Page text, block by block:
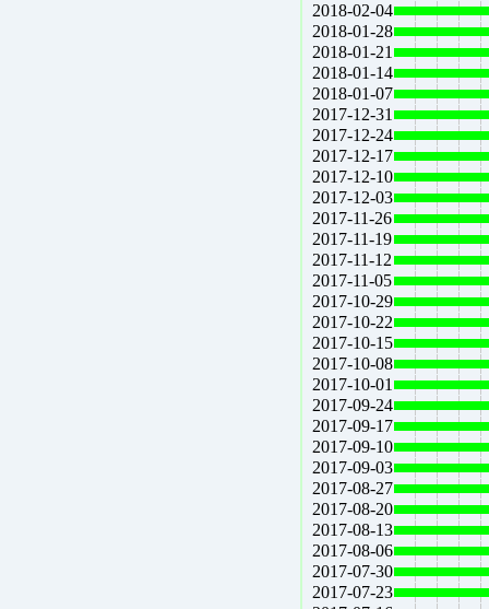
2018-02-04
2018-01-28
2018-01-21
2018-01-14
2018-01-07
2017-12-31
2017-12-24
2017-12-17
2017-12-10
2017-12-03
2017-11-26
2017-11-19
2017-11-12
2017-11-05
2017-10-29
2017-10-22
2017-10-15
2017-10-08
2017-10-01
2017-09-24
2017-09-17
2017-09-10
2017-09-03
2017-08-27
2017-08-20
2017-08-13
2017-08-06
2017-07-30
2017-07-23